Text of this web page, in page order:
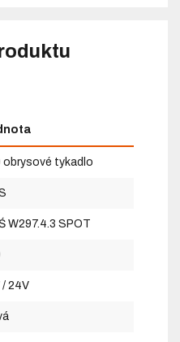
obrysové tykadlo
W297.4.3 SPOT
/ 24V